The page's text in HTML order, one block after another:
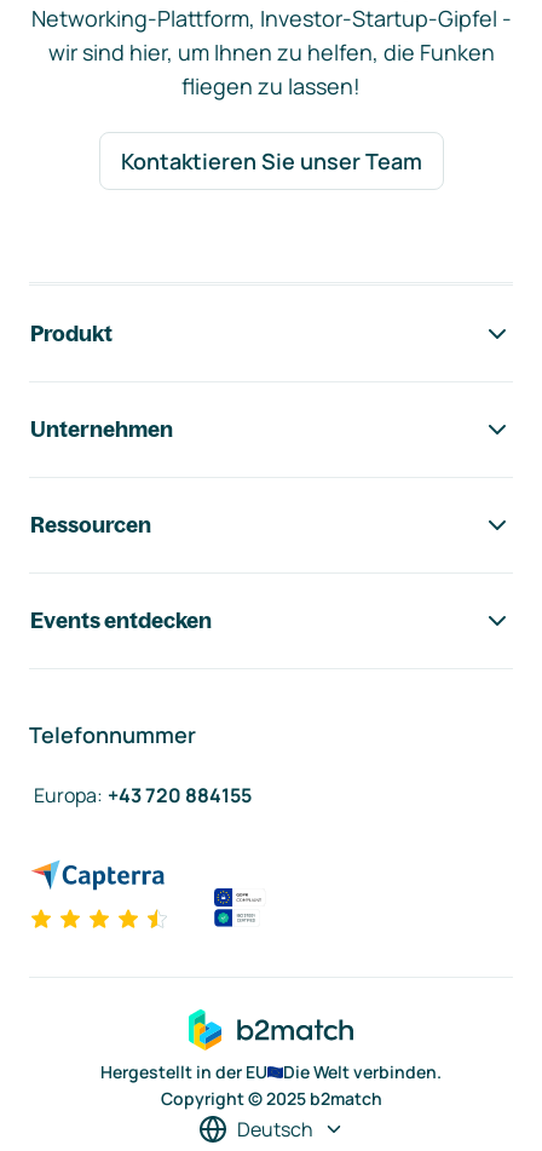
Networking-Plattform, Investor-Startup-Gipfel -
wir sind hier, um Ihnen zu helfen, die Funken
fliegen zu lassen!
Kontaktieren Sie unser Team
Produkt
Unternehmen
Ressourcen
Events entdecken
Telefonnummer
Europa: +43 720 884155
Hergestellt in der EU
Die Welt verbinden.
Copyright © 2025 b2match
Deutsch